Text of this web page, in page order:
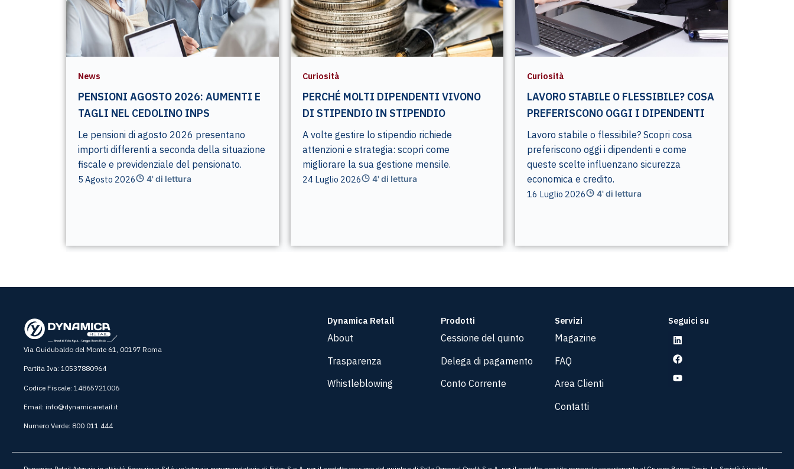
News
PENSIONI AGOSTO 2026: AUMENTI E
TAGLI NEL CEDOLINO INPS
Le pensioni di agosto 2026 presentano
importi differenti a seconda della situazione
fiscale e previdenziale del pensionato.
5 Agosto 2026 4' di lettura
Curiosità
PERCHÉ MOLTI DIPENDENTI VIVONO
DI STIPENDIO IN STIPENDIO
A volte gestire lo stipendio richiede
attenzioni e strategia: scopri come
migliorare la sua gestione mensile.
24 Luglio 2026 4' di lettura
Curiosità
LAVORO STABILE O FLESSIBILE? COSA
PREFERISCONO OGGI I DIPENDENTI
Lavoro stabile o flessibile? Scopri cosa
preferiscono oggi i dipendenti e come
queste scelte influenzano sicurezza
economica e credito.
16 Luglio 2026 4' di lettura
Via Guidubaldo del Monte 61, 00197 Roma
Partita Iva: 10537880964
Codice Fiscale: 14865721006
Email: info@dynamicaretail.it
Numero Verde: 800 011 444
Dynamica Retail
About
Trasparenza
Whistleblowing
Prodotti
Cessione del quinto
Delega di pagamento
Conto Corrente
Servizi
Magazine
FAQ
Area Clienti
Contatti
Seguici su